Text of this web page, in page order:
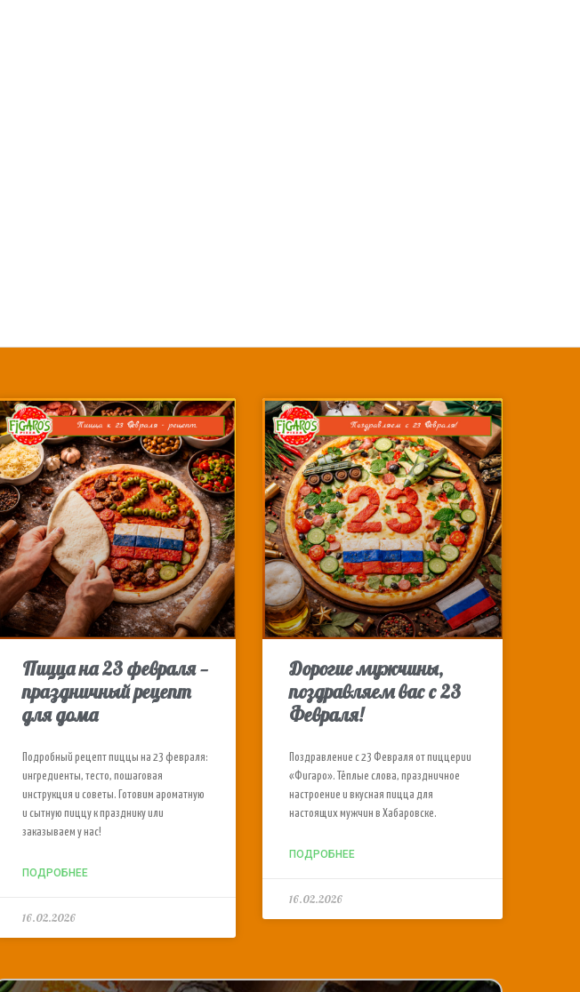
Пицца на 23 февраля —
праздничный рецепт
для дома
Подробный рецепт пиццы на 23 февраля:
ингредиенты, тесто, пошаговая
инструкция и советы. Готовим ароматную
и сытную пиццу к празднику или
заказываем у нас!
ПОДРОБНЕЕ
16.02.2026
Дорогие мужчины,
поздравляем вас с 23
Февраля!
Поздравление с 23 Февраля от пиццерии
«Фигаро». Тёплые слова, праздничное
настроение и вкусная пицца для
настоящих мужчин в Хабаровске.
ПОДРОБНЕЕ
16.02.2026